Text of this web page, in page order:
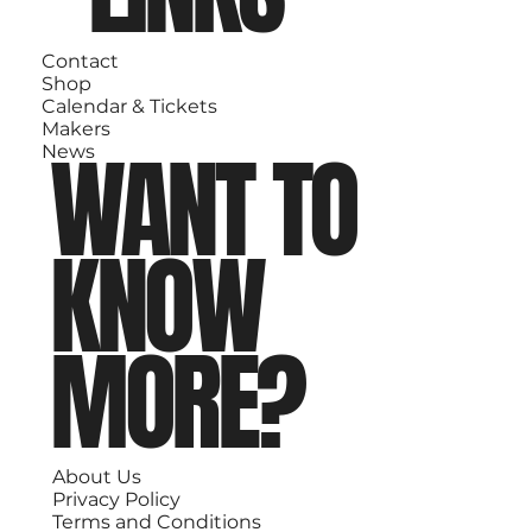
Contact
Shop
Calendar & Tickets
Makers
News
WANT TO
KNOW
MORE?
About Us
Privacy Policy
Terms and Conditions